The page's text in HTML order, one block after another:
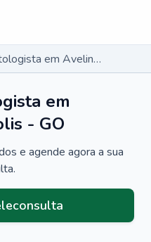
Dermatologista em Avelinópolis - GO
em
- GO
e agende agora a sua